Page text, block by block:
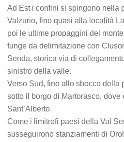
Ad Est i confini si spingono nella
Valzurio, fino quasi alla località
poi le ultime propaggini del
funge da delimitazione con
Senda, storica via di
sinistro della valle.
Verso Sud, fino allo sbocco della
sotto il borgo di Martorasco, dove
Sant’Alberto.
Come i limitrofi paesi della Val
susseguirono stanziamenti di